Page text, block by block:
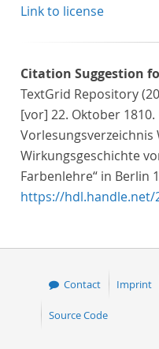
Link to license
Citation Suggestion
TextGrid Repository
[vor] 22. Oktober 1810.
Vorlesungsverzeichnis
Wirkungsgeschichte
Farbenlehre“ in Berlin
https://hdl.handle.net/
Contact Imprint
Source Code